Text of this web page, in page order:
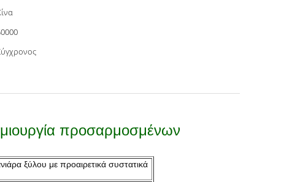
προσαρμοσμένων
ξύλου με προαιρετικά συστατικά